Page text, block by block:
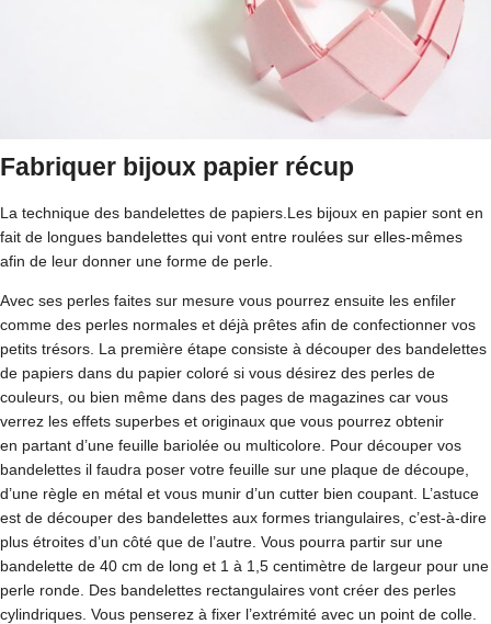
Fabriquer bijoux papier récup
La technique des bandelettes de papiers.Les bijoux en papier sont en
fait de longues bandelettes qui vont entre roulées sur elles-mêmes
afin de leur donner une forme de perle.
Avec ses perles faites sur mesure vous pourrez ensuite les enfiler
comme des perles normales et déjà prêtes afin de confectionner vos
petits trésors. La première étape consiste à découper des bandelettes
de papiers dans du papier coloré si vous désirez des perles de
couleurs, ou bien même dans des pages de magazines car vous
verrez les effets superbes et originaux que vous pourrez obtenir
en partant d’une feuille bariolée ou multicolore. Pour découper vos
bandelettes il faudra poser votre feuille sur une plaque de découpe,
d’une règle en métal et vous munir d’un cutter bien coupant. L’astuce
est de découper des bandelettes aux formes triangulaires, c’est-à-dire
plus étroites d’un côté que de l’autre. Vous pourra partir sur une
bandelette de 40 cm de long et 1 à 1,5 centimètre de largeur pour une
perle ronde. Des bandelettes rectangulaires vont créer des perles
cylindriques. Vous penserez à fixer l’extrémité avec un point de colle.